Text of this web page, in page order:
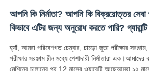
আপনি কি নির্মাতা? আপনি কি বিক্রয়োত্তর
কিভাবে এটির জন্য অনুরোধ করতে পারি?
হ্যাঁ, আমরা পরিবেশগত চেম্বার, চামড়া জুতা পরীক্ষার সরঞ্জাম,
পরীক্ষার সরঞ্জাম চীন মধ্যে পেশাদারী নির্মাতারা এক।আমাদের
মেশিনের চালানের পর 12 মাসের ওয়ারেন্টি আছেআমরা ১২